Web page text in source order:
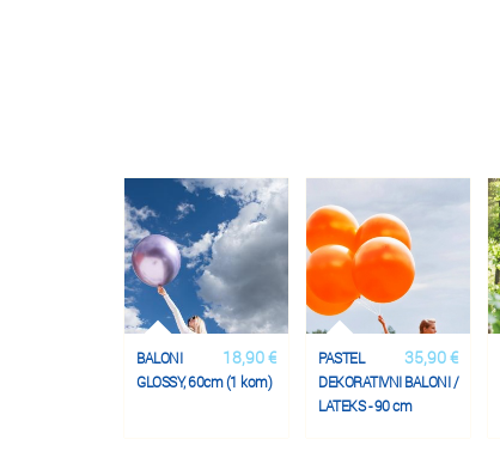
18,90 €
BALONI
GLOSSY, 60cm (1 kom)
35,90 €
PASTEL
DEKORATIVNI BALONI /
LATEKS - 90 cm